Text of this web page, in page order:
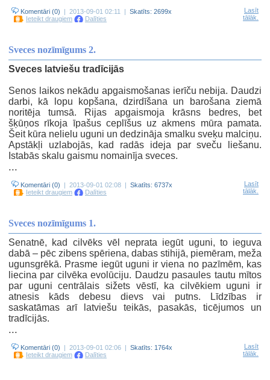
Komentāri (0) | 2013-09-01 02:11 | Skatīts: 2699x
Ieteikt draugiem
Dalīties
Lasīt
tālāk.
Sveces nozīmīgums 2.
Sveces latviešu tradīcijās
Senos laikos nekādu apgaismošanas ierīču nebija. Daudzi
darbi, kā lopu kopšana, dzirdīšana un barošana ziemā
noritēja tumsā. Rijas apgaismoja krāsns bedres, bet
šķūņos rīkoja īpašus ceplīšus uz akmens mūra pamata.
Šeit kūra nelielu uguni un dedzināja smalku sveķu malciņu.
Apstākļi uzlabojās, kad radās ideja par sveču liešanu.
Istabās skalu gaismu nomainīja sveces.
...
Komentāri (0) | 2013-09-01 02:08 | Skatīts: 6737x
Ieteikt draugiem
Dalīties
Lasīt
tālāk.
Sveces nozīmīgums 1.
Senatnē, kad cilvēks vēl neprata iegūt uguni, to ieguva
dabā – pēc zibens spēriena, dabas stihijā, piemēram, meža
ugunsgrēkā. Prasme iegūt uguni ir viena no pazīmēm, kas
liecina par cilvēka evolūciju. Daudzu pasaules tautu mītos
par uguni centrālais sižets vēstī, ka cilvēkiem uguni ir
atnesis kāds debesu dievs vai putns. Līdzības ir
saskatāmas arī latviešu teikās, pasakās, ticējumos un
tradīcijās.
...
Komentāri (0) | 2013-09-01 02:06 | Skatīts: 1764x
Ieteikt draugiem
Dalīties
Lasīt
tālāk.